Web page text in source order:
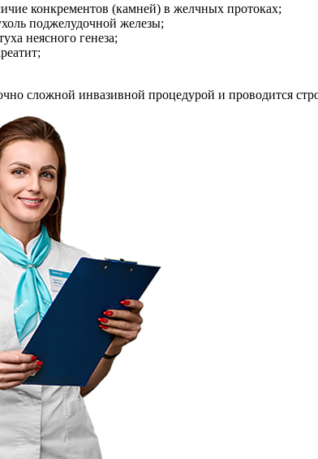
конкрементов (камней) в желчных протоках;
поджелудочной железы;
неясного генеза;
сложной инвазивной процедурой и проводится